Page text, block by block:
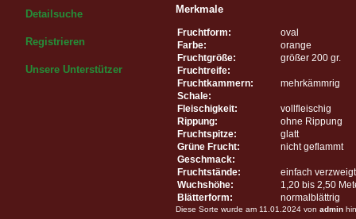
Detailsuche
Registrieren
Unsere Unterstützer
Merkmale
Fruchtform:
oval
Farbe:
orange
Fruchtgröße:
größer 200 gr.
Fruchtreife:
Fruchtkammern:
mehrkämmrig
Schale:
Fleischigkeit:
vollfleischig
Rippung:
ohne Rippung
Fruchtspitze:
glatt
Grüne Frucht:
nicht geflammt
Geschmack:
Fruchtstände:
einfach verzweigt
Wuchshöhe:
1,20 bis 2,50
Blätterform:
normalblättrig
Diese Sorte wurde am 11.01.2024 von admin